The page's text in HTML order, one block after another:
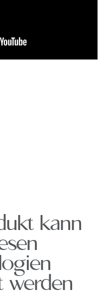
kann
werden